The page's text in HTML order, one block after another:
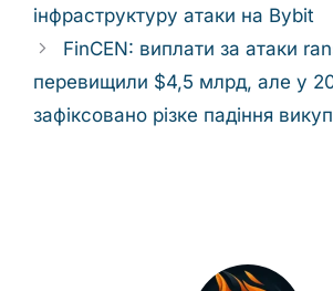
інфраструктуру атаки на Bybit
FinCEN: виплати за атаки
перевищили $4,5 млрд, але у
зафіксовано різке падіння